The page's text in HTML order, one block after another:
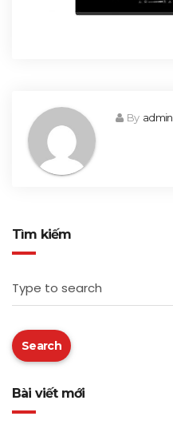
By admin
Tìm kiếm
Type to search
Search
Bài viết mới